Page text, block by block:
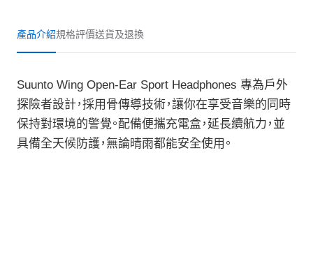
產品介紹規格評價送貨及退換
Suunto Wing Open-Ear Sport Headphones 專為戶外
探險者設計，採用骨傳導技術，讓你在享受音樂的同時
保持對環境的警覺。配備便攜充電盒，延長續航力，並
具備全天候防護，無論晴雨都能安全使用。